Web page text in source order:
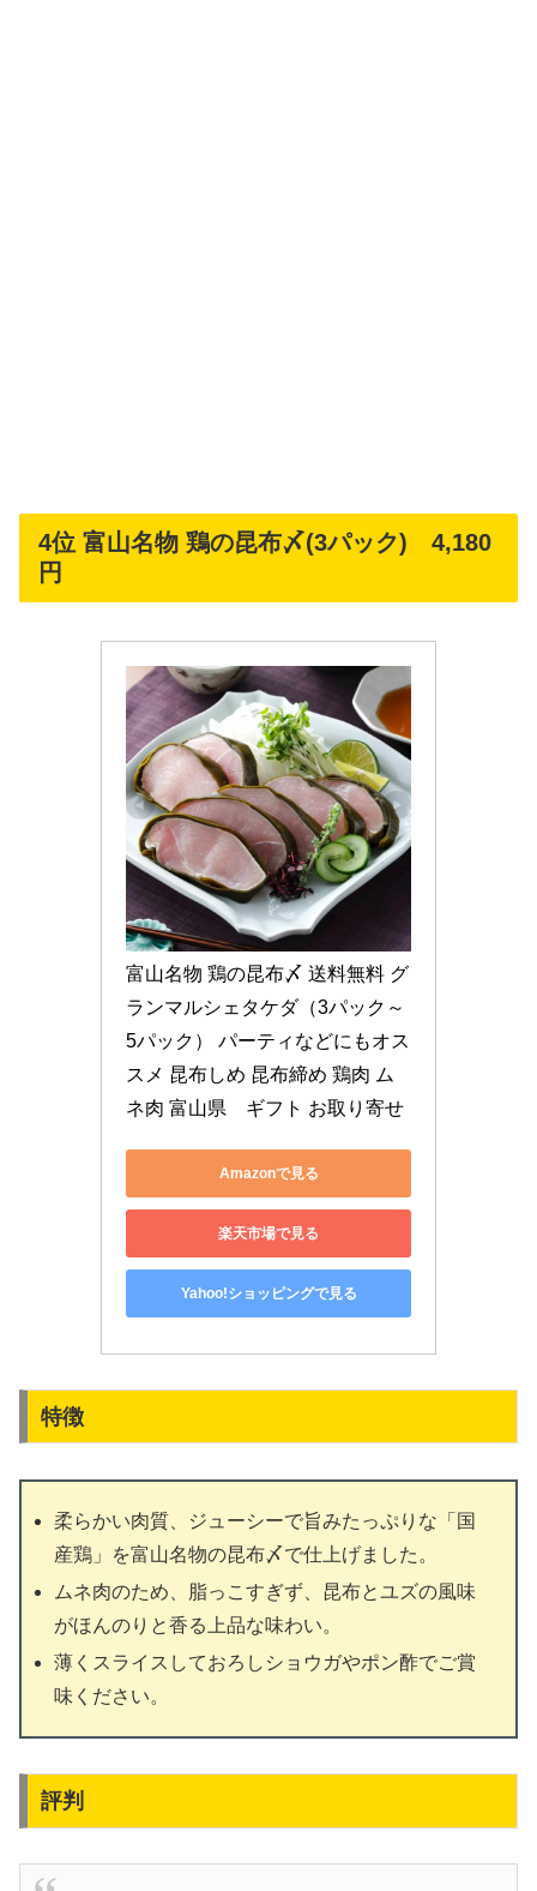
4位 富山名物 鶏の昆布〆(3パック) 4,180
円
富山名物 鶏の昆布〆 送料無料 グ
ランマルシェタケダ（3パック～
5パック） パーティなどにもオス
スメ 昆布しめ 昆布締め 鶏肉 ム
ネ肉 富山県　ギフト お取り寄せ
Amazonで見る
楽天市場で見る
Yahoo!ショッピングで見る
特徴
柔らかい肉質、ジューシーで旨みたっぷりな「国
産鶏」を富山名物の昆布〆で仕上げました。
ムネ肉のため、脂っこすぎず、昆布とユズの風味
がほんのりと香る上品な味わい。
薄くスライスしておろしショウガやポン酢でご賞
味ください。
評判